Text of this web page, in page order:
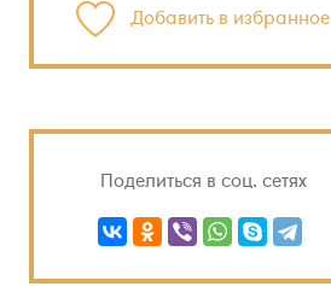
Добавить в избранное
Поделиться в соц. сетях